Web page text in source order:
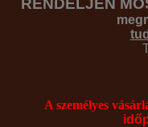
RENDELJEN
A személyes